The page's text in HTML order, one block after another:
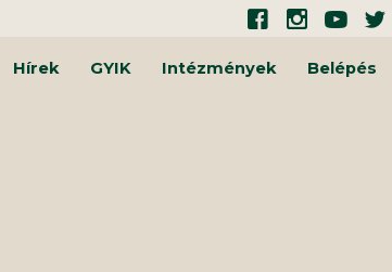
Hírek GYIK Intézmények Belépés